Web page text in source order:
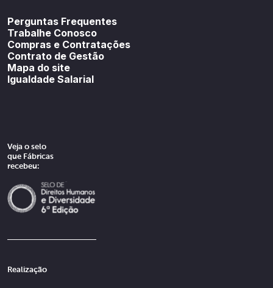
Perguntas Frequentes
Trabalhe Conosco
Compras e Contratações
Contrato de Gestão
Mapa do site
Igualdade Salarial
Veja o selo
que Fábricas
recebeu:
Realização